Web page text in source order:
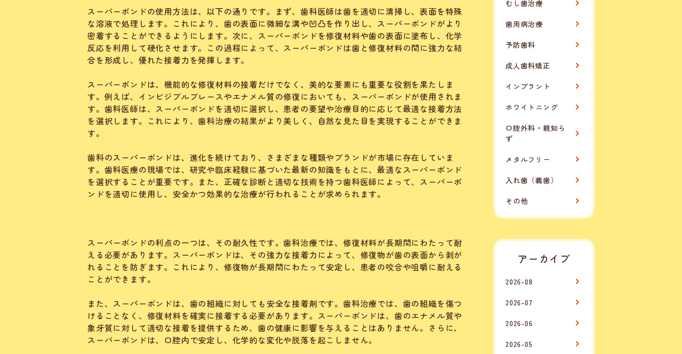
スーパーボンドの使用方法は、以下の通りです。まず、歯科医師は歯を適切に清掃し、表面を特殊
な溶液で処理します。これにより、歯の表面に微細な溝や凹凸を作り出し、スーパーボンドがより
密着することができるようにします。次に、スーパーボンドを修復材料や歯の表面に塗布し、化学
反応を利用して硬化させます。この過程によって、スーパーボンドは歯と修復材料の間に強力な結
合を形成し、優れた接着力を発揮します。
スーパーボンドは、機能的な修復材料の接着だけでなく、美的な要素にも重要な役割を果たしま
す。例えば、インビジブルブレースやエナメル質の修復においても、スーパーボンドが使用されま
す。歯科医師は、スーパーボンドを適切に選択し、患者の要望や治療目的に応じて最適な接着方法
を選択します。これにより、歯科治療の結果がより美しく、自然な見た目を実現することができま
す。
歯科のスーパーボンドは、進化を続けており、さまざまな種類やブランドが市場に存在していま
す。歯科医療の現場では、研究や臨床経験に基づいた最新の知識をもとに、最適なスーパーボンド
を選択することが重要です。また、正確な診断と適切な技術を持つ歯科医師によって、スーパーボ
ンドを適切に使用し、安全かつ効果的な治療が行われることが求められます。
スーパーボンドの利点の一つは、その耐久性です。歯科治療では、修復材料が長期間にわたって耐
える必要があります。スーパーボンドは、その強力な接着力によって、修復物が歯の表面から剥が
れることを防ぎます。これにより、修復物が長期間にわたって安定し、患者の咬合や咀嚼に耐える
ことができます。
また、スーパーボンドは、歯の組織に対しても安全な接着剤です。歯科治療では、歯の組織を傷つ
けることなく、修復材料を確実に接着する必要があります。スーパーボンドは、歯のエナメル質や
象牙質に対して適切な接着を提供するため、歯の健康に影響を与えることはありません。さらに、
スーパーボンドは、口腔内で安定し、化学的な変化や脱落を起こしません。
むし歯治療
歯周病治療
予防歯科
成人歯科矯正
インプラント
ホワイトニング
口腔外科・親知ら
ず
メタルフリー
入れ歯（義歯）
その他
アーカイブ
2026-08
2026-07
2026-06
2026-05